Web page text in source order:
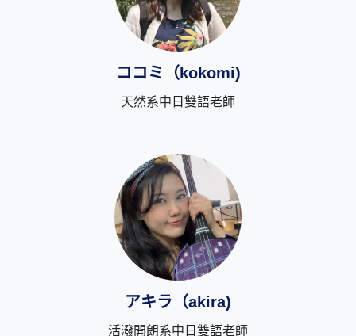
ココミ（kokomi)
天然系中日雙語老師
アキラ（akira)
活潑開朗系中日雙語老師